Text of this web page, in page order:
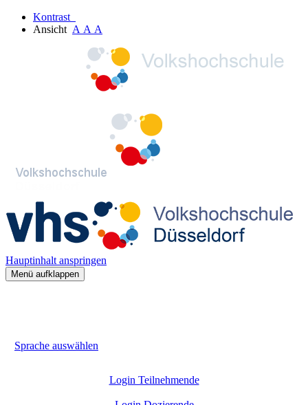
Kontrast
Ansicht A A A
Hauptinhalt anspringen
Menü aufklappen
Sprache auswählen
Login Teilnehmende